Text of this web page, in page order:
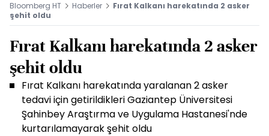
Bloomberg HT Haberler
Fırat Kalkanı harekatında 2 asker
şehit oldu
Fırat Kalkanı harekatında 2 asker
şehit oldu
Fırat Kalkanı harekatında yaralanan 2 asker
tedavi için getirildikleri Gaziantep Üniversitesi
Şahinbey Araştırma ve Uygulama Hastanesi'nde
kurtarılamayarak şehit oldu